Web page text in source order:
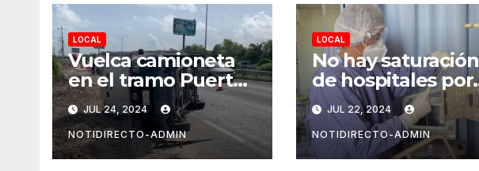
LOCAL
Vuelca camioneta
en el tramo Puerto
Morelos-Playa del
Carmen
JUL 24, 2024
NOTIDIRECTO-ADMIN
LOCAL
No hay saturación
de hospitales por
Covid 19 en Playa
del Carmen
JUL 22, 2024
NOTIDIRECTO-ADMIN